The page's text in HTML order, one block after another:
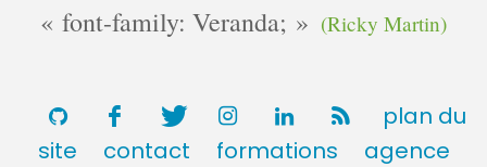
font-family: Veranda; (Ricky Martin)
plan du
site
contact formations
agence